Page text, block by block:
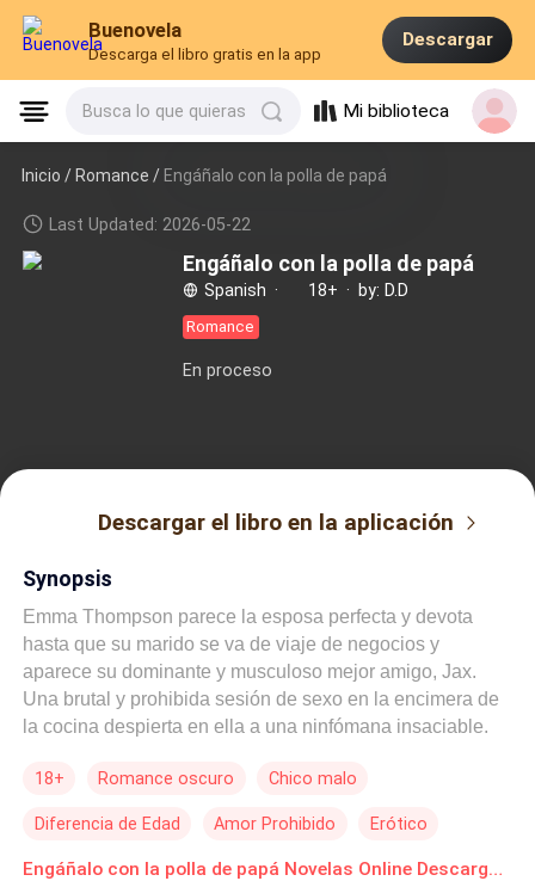
Buenovela
Descarga el libro gratis en la app
Descargar
Busca lo que quieras Mi biblioteca
Inicio /Romance / Engáñalo con la polla de papá
Last Updated: 2026-05-22
Engáñalo con la polla de papá
Spanish · 18+ · by: D.D
Romance
En proceso
Descargar el libro en la aplicación
Synopsis
Emma Thompson parece la esposa perfecta y devota
hasta que su marido se va de viaje de negocios y
aparece su dominante y musculoso mejor amigo, Jax.
Una brutal y prohibida sesión de sexo en la encimera de
la cocina despierta en ella a una ninfómana insaciable.
rápidamente en tríos salvajes, doble penetración brutal,
total. A medida que su cuerpo y su mente se deterioran
para su marido, Emma lo arriesga todo por los orgasmos
18+ Romance oscuro Chico malo
Diferencia de Edad Amor Prohibido Erótico
Engáñalo con la polla de papá Novelas Online Descarga gratuita de PDF